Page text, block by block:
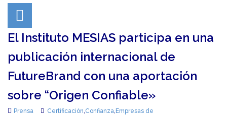
El Instituto MESIAS participa en una
publicación internacional de
FutureBrand con una aportación
sobre “Origen Confiable»
Prensa Certificación,Confianza, Empresas de